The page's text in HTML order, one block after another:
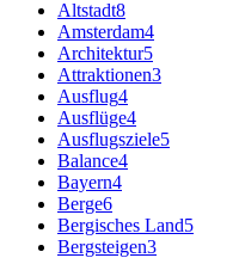
Altstadt8
Amsterdam4
Architektur5
Attraktionen3
Ausflug4
Ausflüge4
Ausflugsziele5
Balance4
Bayern4
Berge6
Bergisches Land5
Bergsteigen3